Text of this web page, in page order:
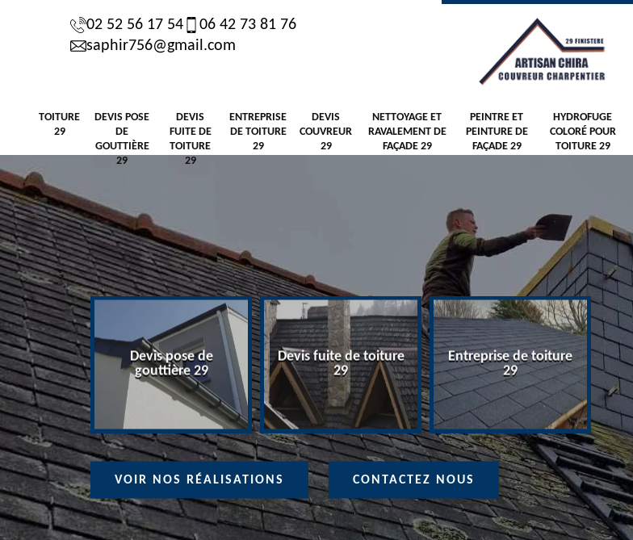
02 52 56 17 54
06 42 73 81 76
saphir756@gmail.com
TOITURE
29
DEVIS POSE
DE
GOUTTIÈRE
29
DEVIS
FUITE DE
TOITURE
29
ENTREPRISE
DE TOITURE
29
DEVIS
COUVREUR
29
NETTOYAGE ET
RAVALEMENT DE
FAÇADE 29
PEINTRE ET
PEINTURE DE
FAÇADE 29
HYDROFUGE
COLORÉ POUR
TOITURE 29
29
Devis pose de
gouttière 29
Devis fuite de toiture
29
Entreprise de toiture
29
VOIR NOS RÉALISATIONS CONTACTEZ NOUS